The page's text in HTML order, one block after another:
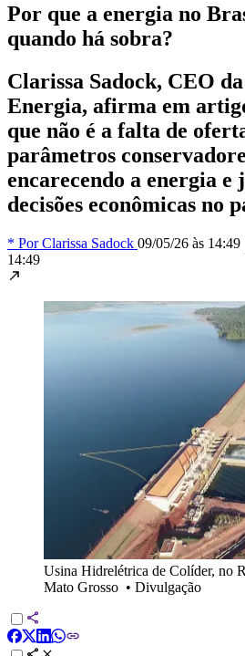
Por que a energia no
quando há sobra?
Clarissa Sadock, CEO
Energia, afirma em
que não é a falta de
parâmetros
encarecendo a energia e
decisões econômicas no
* Por Clarissa Sadock 09/05/26 às 14:49
14:49
Usina Hidrelétrica de Colíder, no
Mato Grosso • Divulgação